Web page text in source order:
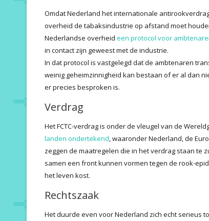
Omdat Nederland het internationale
overheid de tabaksindustrie op afstand moet
Nederlandse overheid een protocol voor
in contact zijn geweest met de industrie.
In dat protocol is vastgelegd dat de ambtenaren
weinig geheimzinnigheid kan bestaan of er al dan
er precies besproken is.
Verdrag
Het FCTC-verdrag is onder de vleugel van de
landen ondertekend, waaronder Nederland, de
zeggen de maatregelen die in het verdrag staan te
samen een front kunnen vormen tegen de rook-
het leven kost.
Rechtszaak
Het duurde even voor Nederland zich echt serieus